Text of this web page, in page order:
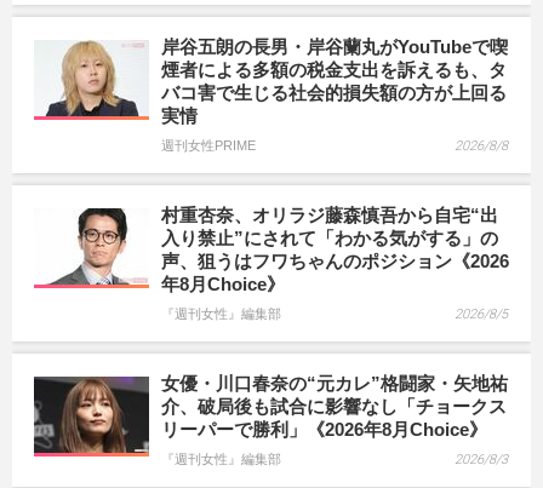
岸谷五朗の長男・岸谷蘭丸がYouTubeで喫
煙者による多額の税金支出を訴えるも、タ
バコ害で生じる社会的損失額の方が上回る
実情
週刊女性PRIME 2026/8/8
村重杏奈、オリラジ藤森慎吾から自宅“出
入り禁止”にされて「わかる気がする」の
声、狙うはフワちゃんのポジション《2026
年8月Choice》
『週刊女性』編集部 2026/8/5
女優・川口春奈の“元カレ”格闘家・矢地祐
介、破局後も試合に影響なし「チョークス
リーパーで勝利」《2026年8月Choice》
『週刊女性』編集部 2026/8/3